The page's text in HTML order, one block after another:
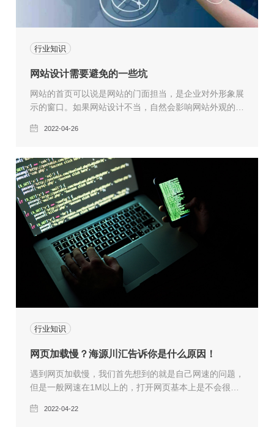
行业知识
网站设计需要避免的一些坑
网站的首页可以说是网站的门面担当，是企业对外形象展
示的窗口。如果网站设计不当，自然会影响网站外观的效
吸引更多人的注意力，并在营销和促销中具有更好的价
页的设计更加完美，吸引更多的人浏览和注册，网站的商
业价值将得到体现。网站设计的最基本选择
2022-04-26
行业知识
网页加载慢？海源川汇告诉你是什么原因！
遇到网页加载慢，我们首先想到的就是自己网速的问题，
但是一般网速在1M以上的，打开网页基本上是不会很慢
时候，网页的加载也是很慢的，这就是网络的出口端和入
2022-04-22